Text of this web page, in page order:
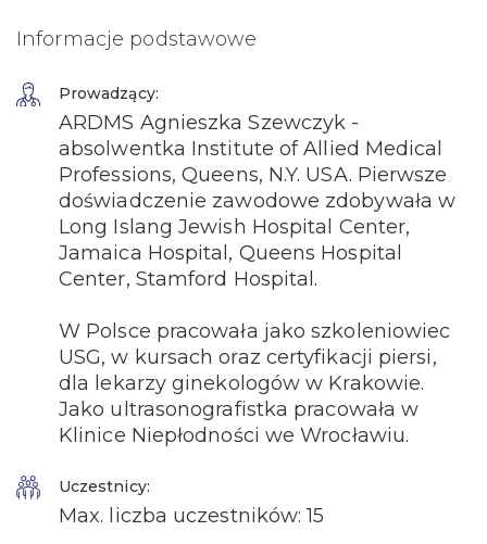
Informacje podstawowe
Prowadzący:
ARDMS Agnieszka Szewczyk -
absolwentka Institute of Allied Medical
Professions, Queens, N.Y. USA. Pierwsze
doświadczenie zawodowe zdobywała w
Long Islang Jewish Hospital Center,
Jamaica Hospital, Queens Hospital
Center, Stamford Hospital.
W Polsce pracowała jako szkoleniowiec
USG, w kursach oraz certyfikacji piersi,
dla lekarzy ginekologów w Krakowie.
Jako ultrasonografistka pracowała w
Klinice Niepłodności we Wrocławiu.
Uczestnicy:
Max. liczba uczestników: 15